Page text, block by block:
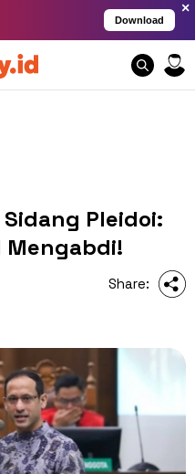
Download
×
Pleidoi:
Mengabdi!
Share: